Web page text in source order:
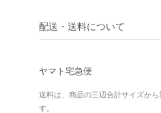
配送・送料について
ヤマト宅急便
送料は、商品の三辺合計サイズか
す。